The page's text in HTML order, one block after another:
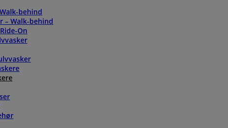
behind
– Walk-behind
On